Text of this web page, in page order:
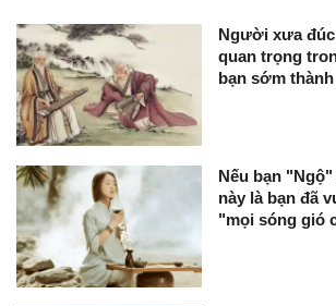
Người xưa
quan trọng
bạn sớm
Nếu bạn
này là bạn đã
"mọi sóng gió